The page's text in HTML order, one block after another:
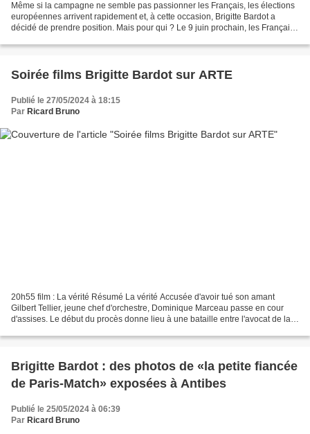
Même si la campagne ne semble pas passionner les Français, les élections
européennes arrivent rapidement et, à cette occasion, Brigitte Bardot a
décidé de prendre position. Mais pour qui ? Le 9 juin prochain, les Français
Soirée films Brigitte Bardot sur ARTE
Publié le 27/05/2024 à 18:15
Par Ricard Bruno
20h55 film : La vérité Résumé La vérité Accusée d'avoir tué son amant
Gilbert Tellier, jeune chef d'orchestre, Dominique Marceau passe en cour
d'assises. Le début du procès donne lieu à une bataille entre l'avocat de la
Brigitte Bardot : des photos de «la petite fiancée
de Paris-Match» exposées à Antibes
Publié le 25/05/2024 à 06:39
Par Ricard Bruno